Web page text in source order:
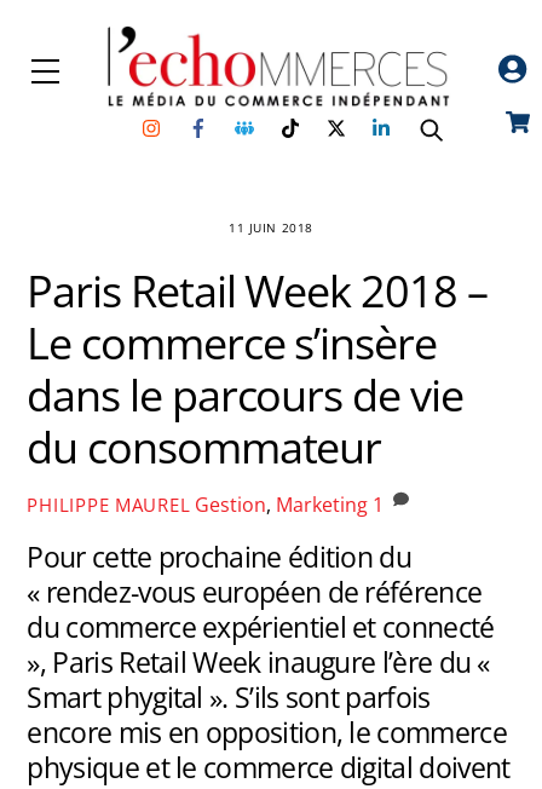
content
Menu
InstagramFacebookGroupe
Facebook
TikTokTwitterLinkedin
11 JUIN 2018
Paris Retail Week 2018 –
Le commerce s’insère
dans le parcours de vie
du consommateur
PHILIPPE MAUREL Gestion, Marketing 1
Pour cette prochaine édition du
« rendez-vous européen de référence
du commerce expérientiel et connecté
», Paris Retail Week inaugure l’ère du «
Smart phygital ». S’ils sont parfois
encore mis en opposition, le commerce
physique et le commerce digital doivent